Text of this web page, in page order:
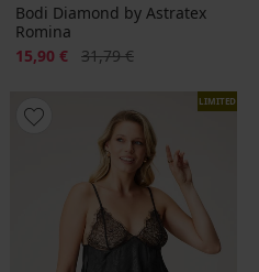
Bodi Diamond by Astratex
Romina
Popust
15,90 € Prvotna cena
31,79 €
LIMITED